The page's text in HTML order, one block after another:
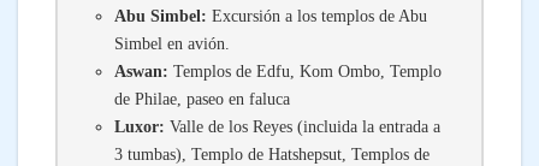
Abu Simbel: Excursión a los templos de Abu
Simbel en avión.
Aswan: Templos de Edfu, Kom Ombo, Templo
de Philae, paseo en faluca
Luxor: Valle de los Reyes (incluida la entrada a
3 tumbas), Templo de Hatshepsut, Templos de